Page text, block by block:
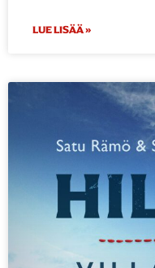
LUE LISÄÄ »